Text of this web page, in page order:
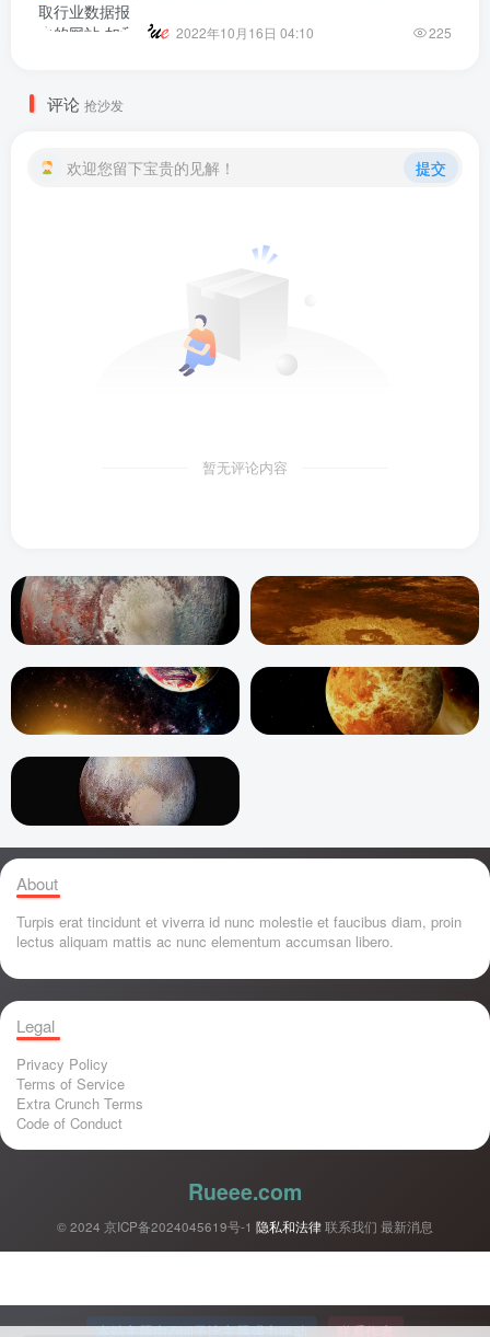
2022年10月16日 04:10 225
评论 抢沙发
欢迎您留下宝贵的见解！ 提交
暂无评论内容
About
Turpis erat tincidunt et viverra id nunc molestie et faucibus diam, proin
lectus aliquam mattis ac nunc elementum accumsan libero.
Legal
Privacy Policy
Terms of Service
Extra Crunch Terms
Code of Conduct
Rueee.com
© 2024 京ICP备2024045619号-1 隐私和法律联系我们 最新消息
本站主题由Zibll子比主题强力驱动 联系作者